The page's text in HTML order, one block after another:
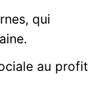
qui
au profit